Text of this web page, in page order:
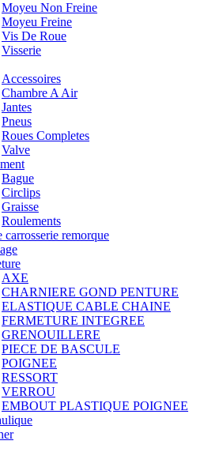
Moyeu Non Freine
Moyeu Freine
Vis De Roue
Visserie
Accessoires
Chambre A Air
Jantes
Pneus
Roues Completes
Valve
Bague
Circlips
Graisse
Roulements
remorque
AXE
CHARNIERE GOND PENTURE
ELASTIQUE CABLE CHAINE
FERMETURE INTEGREE
GRENOUILLERE
PIECE DE BASCULE
POIGNEE
RESSORT
VERROU
EMBOUT PLASTIQUE POIGNEE